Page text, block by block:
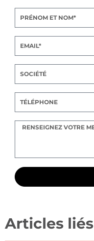
Articles liés